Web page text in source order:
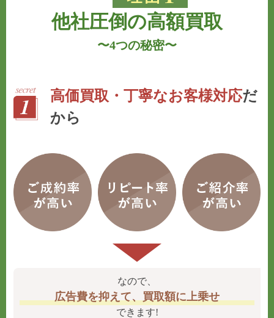
他社圧倒の高額買取
〜4つの秘密〜
高価買取・丁寧なお客様対応だ
から
なので、
広告費を抑えて、買取額に上乗せ
できます!